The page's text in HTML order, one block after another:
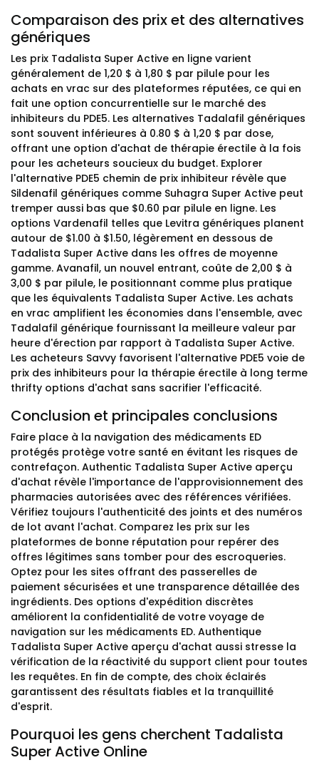
Comparaison des prix et des alternatives
génériques
Les prix Tadalista Super Active en ligne varient
généralement de 1,20 $ à 1,80 $ par pilule pour les
achats en vrac sur des plateformes réputées, ce qui en
fait une option concurrentielle sur le marché des
inhibiteurs du PDE5. Les alternatives Tadalafil génériques
sont souvent inférieures à 0.80 $ à 1,20 $ par dose,
offrant une option d'achat de thérapie érectile à la fois
pour les acheteurs soucieux du budget. Explorer
l'alternative PDE5 chemin de prix inhibiteur révèle que
Sildenafil génériques comme Suhagra Super Active peut
tremper aussi bas que $0.60 par pilule en ligne. Les
options Vardenafil telles que Levitra génériques planent
autour de $1.00 à $1.50, légèrement en dessous de
Tadalista Super Active dans les offres de moyenne
gamme. Avanafil, un nouvel entrant, coûte de 2,00 $ à
3,00 $ par pilule, le positionnant comme plus pratique
que les équivalents Tadalista Super Active. Les achats
en vrac amplifient les économies dans l'ensemble, avec
Tadalafil générique fournissant la meilleure valeur par
heure d'érection par rapport à Tadalista Super Active.
Les acheteurs Savvy favorisent l'alternative PDE5 voie de
prix des inhibiteurs pour la thérapie érectile à long terme
thrifty options d'achat sans sacrifier l'efficacité.
Conclusion et principales conclusions
Faire place à la navigation des médicaments ED
protégés protège votre santé en évitant les risques de
contrefaçon. Authentic Tadalista Super Active aperçu
d'achat révèle l'importance de l'approvisionnement des
pharmacies autorisées avec des références vérifiées.
Vérifiez toujours l'authenticité des joints et des numéros
de lot avant l'achat. Comparez les prix sur les
plateformes de bonne réputation pour repérer des
offres légitimes sans tomber pour des escroqueries.
Optez pour les sites offrant des passerelles de
paiement sécurisées et une transparence détaillée des
ingrédients. Des options d'expédition discrètes
améliorent la confidentialité de votre voyage de
navigation sur les médicaments ED. Authentique
Tadalista Super Active aperçu d'achat aussi stresse la
vérification de la réactivité du support client pour toutes
les requêtes. En fin de compte, des choix éclairés
garantissent des résultats fiables et la tranquillité
d'esprit.
Pourquoi les gens cherchent Tadalista
Super Active Online